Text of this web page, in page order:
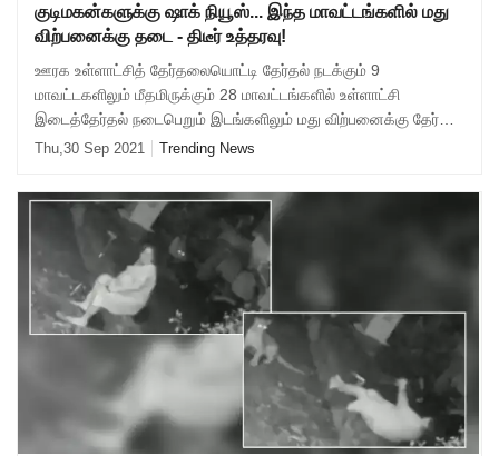
குடிமகன்களுக்கு ஷாக் நியூஸ்... இந்த மாவட்டங்களில் மது
விற்பனைக்கு தடை - திடீர் உத்தரவு!
ஊரக உள்ளாட்சித் தேர்தலையொட்டி தேர்தல் நடக்கும் 9
மாவட்டகளிலும் மீதமிருக்கும் 28 மாவட்டங்களில் உள்ளாட்சி
இடைத்தேர்தல் நடைபெறும் இடங்களிலும் மது விற்பனைக்கு தேர்தல்
ஆணையம் தடை விதித்துள்ளது.
Thu,30 Sep 2021 Trending News